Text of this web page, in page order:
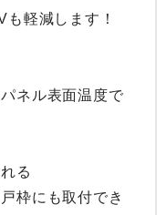
軽減します！
ネル表面温度で
る
枠にも取付でき